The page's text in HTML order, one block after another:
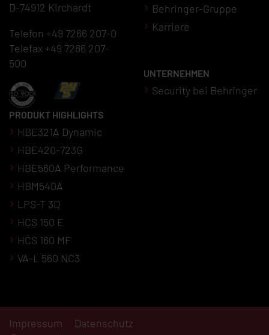
D-74912 Kirchardt
Telefon +49 7266 207-0
Telefax +49 7266 207-
500
Behringer-Gruppe
Karriere
UNTERNEHMEN
Security bei Behringer
PRODUKT HIGHLIGHTS
HBE321A Dynamic
HBE420-723G
HBE560A Performance
HBM540A
LPS-T 3D
HCS 150 E
HCS 160 MF
VA-L 560 NC3
Impressum
Datenschutz